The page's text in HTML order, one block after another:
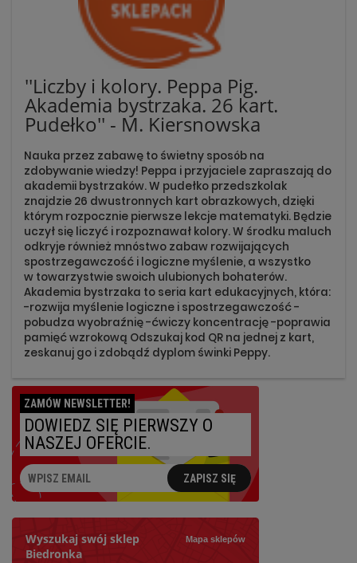
''Liczby i kolory. Peppa Pig.
Akademia bystrzaka. 26 kart.
Pudełko'' - M. Kiersnowska
Nauka przez zabawę to świetny sposób na
zdobywanie wiedzy! Peppa i przyjaciele zapraszają do
akademii bystrzaków. W pudełko przedszkolak
znajdzie 26 dwustronnych kart obrazkowych, dzięki
którym rozpocznie pierwsze lekcje matematyki. Będzie
uczył się liczyć i rozpoznawał kolory. W środku maluch
odkryje również mnóstwo zabaw rozwijających
spostrzegawczość i logiczne myślenie, a wszystko
w towarzystwie swoich ulubionych bohaterów.
Akademia bystrzaka to seria kart edukacyjnych, która:
-rozwija myślenie logiczne i spostrzegawczość -
pobudza wyobraźnię -ćwiczy koncentrację -poprawia
pamięć wzrokową Odszukaj kod QR na jednej z kart,
zeskanuj go i zdobądź dyplom świnki Peppy.
ZAMÓW NEWSLETTER!
DOWIEDZ SIĘ PIERWSZY O
NASZEJ OFERCIE.
ZAPISZ SIĘ
Wyszukaj swój sklep
Biedronka
Mapa sklepów